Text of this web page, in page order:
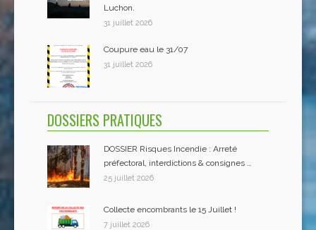
Luchon.
31 juillet 2026
Coupure eau le 31/07
31 juillet 2026
DOSSIERS PRATIQUES
DOSSIER Risques Incendie : Arreté
préfectoral, interdictions & consignes …
25 juillet 2026
Collecte encombrants le 15 Juillet !
7 juillet 2026